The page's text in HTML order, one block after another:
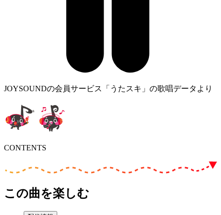
JOYSOUNDの会員サービス「うたスキ」の歌唱データより
CONTENTS
この曲を楽しむ